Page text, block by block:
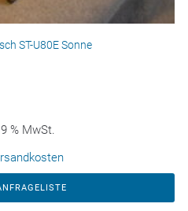
ST-U80E Sonne
% MwSt.